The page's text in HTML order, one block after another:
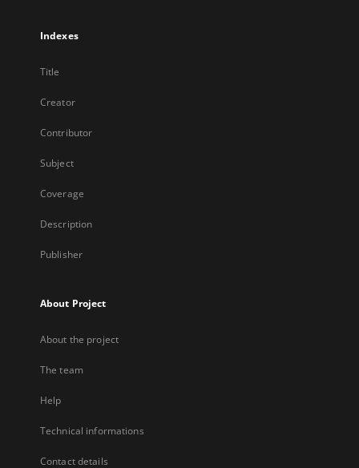
Indexes
Title
Creator
Contributor
Subject
Coverage
Description
Publisher
About Project
About the project
The team
Help
Technical informations
Contact details